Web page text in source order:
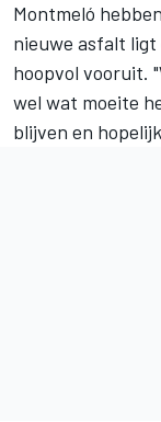
Montmeló
nieuwe asfalt ligt
hoopvol vooruit.
wel wat moeite
blijven en